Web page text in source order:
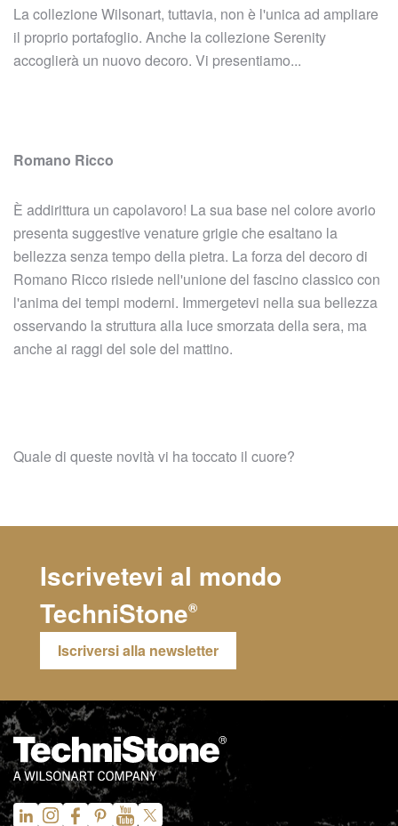
La collezione Wilsonart, tuttavia, non è l'unica ad ampliare
il proprio portafoglio. Anche la collezione Serenity
accoglierà un nuovo decoro. Vi presentiamo...
Romano Ricco
È addirittura un capolavoro! La sua base nel colore avorio
presenta suggestive venature grigie che esaltano la
bellezza senza tempo della pietra. La forza del decoro di
Romano Ricco risiede nell'unione del fascino classico con
l'anima dei tempi moderni. Immergetevi nella sua bellezza
osservando la struttura alla luce smorzata della sera, ma
anche ai raggi del sole del mattino.
Quale di queste novitàvi ha toccato il cuore?
Iscrivetevi al mondo
TechniStone®
Iscriversi alla newsletter